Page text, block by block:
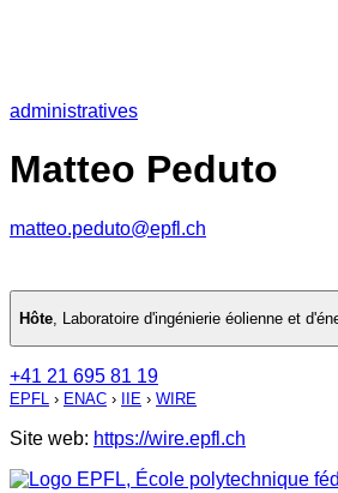
administratives
Matteo Peduto
matteo.peduto@epfl.ch
Hôte, Laboratoire d'ingénierie éolienne et
+41 21 695 81 19
EPFL › ENAC › IIE › WIRE
Site web: https://wire.epfl.ch